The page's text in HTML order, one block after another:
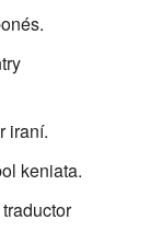
iraní.
keniata.